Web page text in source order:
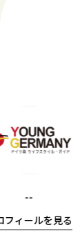
--
フィールを見る